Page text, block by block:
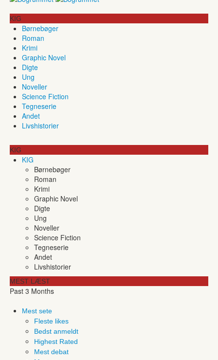
KIG
Børnebøger
Roman
Krimi
Graphic Novel
Digte
Ung
Noveller
Science Fiction
Tegneserie
Andet
Livshistorier
KIG
KIG
Børnebøger
Roman
Krimi
Graphic Novel
Digte
Ung
Noveller
Science Fiction
Tegneserie
Andet
Livshistorier
MEST LÆST
Past 3 Months
Mest sete
Fleste likes
Bedst anmeldt
Highest Rated
Mest debat